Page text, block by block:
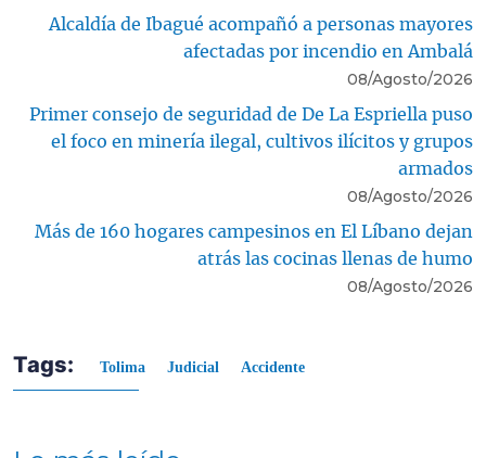
Alcaldía de Ibagué acompañó a personas mayores
afectadas por incendio en Ambalá
08/Agosto/2026
Primer consejo de seguridad de De La Espriella puso
el foco en minería ilegal, cultivos ilícitos y grupos
armados
08/Agosto/2026
Más de 160 hogares campesinos en El Líbano dejan
atrás las cocinas llenas de humo
08/Agosto/2026
Tags: Tolima Judicial Accidente